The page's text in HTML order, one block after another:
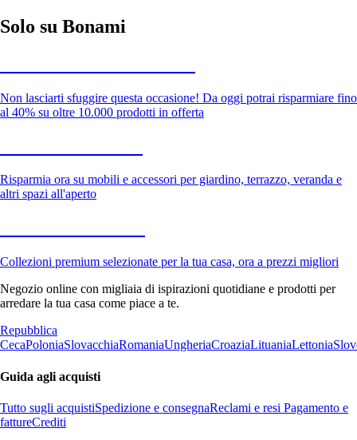
Solo su Bonami
Non lasciarti sfuggire questa occasione! Da oggi potrai risparmiare fino
al 40% su oltre 10.000 prodotti in offerta
Risparmia ora su mobili e accessori per giardino, terrazzo, veranda e
altri spazi all'aperto
Collezioni premium selezionate per la tua casa, ora a prezzi migliori
Negozio online con migliaia di ispirazioni quotidiane e prodotti per
arredare la tua casa come piace a te.
Repubblica
CecaPoloniaSlovacchiaRomaniaUngheriaCroaziaLituaniaLettonia
Guida agli acquisti
Tutto sugli acquistiSpedizione e consegnaReclami e resi Pagamento e
fattureCrediti